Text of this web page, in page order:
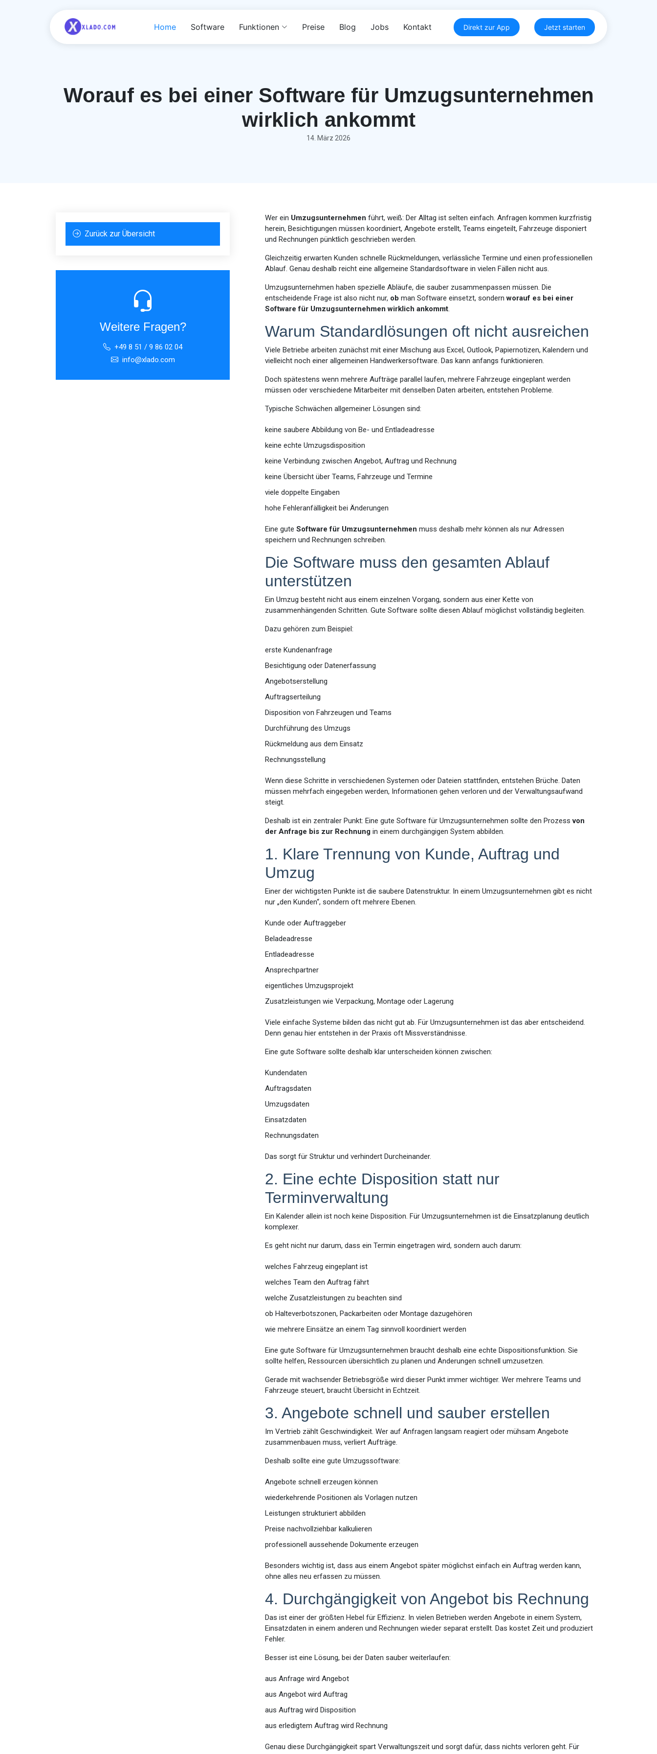
Home Software Funktionen Preise Blog Jobs Kontakt Direkt zur App Jetzt starten
Worauf es bei einer Software für Umzugsunternehmen
wirklich ankommt
14. März 2026
Zurück zur Übersicht
Weitere Fragen?
+49 8 51 / 9 86 02 04
info@xlado.com
Wer ein Umzugsunternehmen führt, weiß: Der Alltag ist selten einfach. Anfragen kommen kurzfristig
herein, Besichtigungen müssen koordiniert, Angebote erstellt, Teams eingeteilt, Fahrzeuge disponiert
und Rechnungen pünktlich geschrieben werden.
Gleichzeitig erwarten Kunden schnelle Rückmeldungen, verlässliche Termine und einen professionellen
Ablauf. Genau deshalb reicht eine allgemeine Standardsoftware in vielen Fällen nicht aus.
Umzugsunternehmen haben spezielle Abläufe, die sauber zusammenpassen müssen. Die
entscheidende Frage ist also nicht nur, ob man Software einsetzt, sondernworauf es bei einer
Software für Umzugsunternehmen wirklich ankommt.
Warum Standardlösungen oft nicht ausreichen
Viele Betriebe arbeiten zunächst mit einer Mischung aus Excel, Outlook, Papiernotizen, Kalendern und
vielleicht noch einer allgemeinen Handwerkersoftware. Das kann anfangs funktionieren.
Doch spätestens wenn mehrere Aufträge parallel laufen, mehrere Fahrzeuge eingeplant werden
müssen oder verschiedene Mitarbeiter mit denselben Daten arbeiten, entstehen Probleme.
Typische Schwächen allgemeiner Lösungen sind:
keine saubere Abbildung von Be- und Entladeadresse
keine echte Umzugsdisposition
keine Verbindung zwischen Angebot, Auftrag und Rechnung
keine Übersicht über Teams, Fahrzeuge und Termine
viele doppelte Eingaben
hohe Fehleranfälligkeit bei Änderungen
Eine gute Software für Umzugsunternehmen muss deshalb mehr können als nur Adressen
speichern und Rechnungen schreiben.
Die Software muss den gesamten Ablauf
unterstützen
Ein Umzug besteht nicht aus einem einzelnen Vorgang, sondern aus einer Kette von
zusammenhängenden Schritten. Gute Software sollte diesen Ablauf möglichst vollständig begleiten.
Dazu gehören zum Beispiel:
erste Kundenanfrage
Besichtigung oder Datenerfassung
Angebotserstellung
Auftragserteilung
Disposition von Fahrzeugen und Teams
Durchführung des Umzugs
Rückmeldung aus dem Einsatz
Rechnungsstellung
Wenn diese Schritte in verschiedenen Systemen oder Dateien stattfinden, entstehen Brüche. Daten
müssen mehrfach eingegeben werden, Informationen gehen verloren und der Verwaltungsaufwand
steigt.
Deshalb ist ein zentraler Punkt: Eine gute Software für Umzugsunternehmen sollte den Prozessvon
der Anfrage bis zur Rechnung in einem durchgängigen System abbilden.
1. Klare Trennung von Kunde, Auftrag und
Umzug
Einer der wichtigsten Punkte ist die saubere Datenstruktur. In einem Umzugsunternehmen gibt es nicht
nur „den Kunden“, sondern oft mehrere Ebenen.
Kunde oder Auftraggeber
Beladeadresse
Entladeadresse
Ansprechpartner
eigentliches Umzugsprojekt
Zusatzleistungen wie Verpackung, Montage oder Lagerung
Viele einfache Systeme bilden das nicht gut ab. Für Umzugsunternehmen ist das aber entscheidend.
Denn genau hier entstehen in der Praxis oft Missverständnisse.
Eine gute Software sollte deshalb klar unterscheiden können zwischen:
Kundendaten
Auftragsdaten
Umzugsdaten
Einsatzdaten
Rechnungsdaten
Das sorgt für Struktur und verhindert Durcheinander.
2. Eine echte Disposition statt nur
Terminverwaltung
Ein Kalender allein ist noch keine Disposition. Für Umzugsunternehmen ist die Einsatzplanung deutlich
komplexer.
Es geht nicht nur darum, dass ein Termin eingetragen wird, sondern auch darum:
welches Fahrzeug eingeplant ist
welches Team den Auftrag fährt
welche Zusatzleistungen zu beachten sind
ob Halteverbotszonen, Packarbeiten oder Montage dazugehören
wie mehrere Einsätze an einem Tag sinnvoll koordiniert werden
Eine gute Software für Umzugsunternehmen braucht deshalb eine echte Dispositionsfunktion. Sie
sollte helfen, Ressourcen übersichtlich zu planen und Änderungen schnell umzusetzen.
Gerade mit wachsender Betriebsgröße wird dieser Punkt immer wichtiger. Wer mehrere Teams und
Fahrzeuge steuert, braucht Übersicht in Echtzeit.
3. Angebote schnell und sauber erstellen
Im Vertrieb zählt Geschwindigkeit. Wer auf Anfragen langsam reagiert oder mühsam Angebote
zusammenbauen muss, verliert Aufträge.
Deshalb sollte eine gute Umzugssoftware:
Angebote schnell erzeugen können
wiederkehrende Positionen als Vorlagen nutzen
Leistungen strukturiert abbilden
Preise nachvollziehbar kalkulieren
professionell aussehende Dokumente erzeugen
Besonders wichtig ist, dass aus einem Angebot später möglichst einfach ein Auftrag werden kann,
ohne alles neu erfassen zu müssen.
4. Durchgängigkeit von Angebot bis Rechnung
Das ist einer der größten Hebel für Effizienz. In vielen Betrieben werden Angebote in einem System,
Einsatzdaten in einem anderen und Rechnungen wieder separat erstellt. Das kostet Zeit und produziert
Fehler.
Besser ist eine Lösung, bei der Daten sauber weiterlaufen:
aus Anfrage wird Angebot
aus Angebot wird Auftrag
aus Auftrag wird Disposition
aus erledigtem Auftrag wird Rechnung
Genau diese Durchgängigkeit spart Verwaltungszeit und sorgt dafür, dass nichts verloren geht. Für